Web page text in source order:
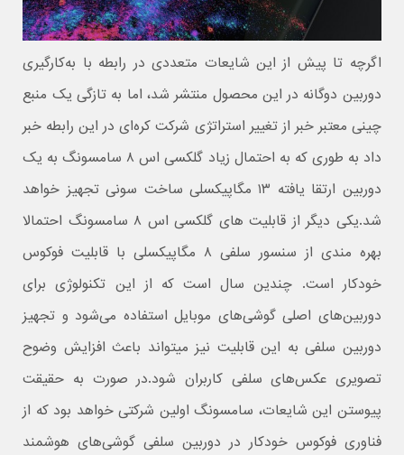
اگرچه تا پیش از این شایعات متعددی در رابطه با به‌کار‌گیری
دوربین دوگانه در این محصول منتشر شد، اما به تازگی یک منبع
چینی معتبر خبر از تغییر استراتژی شرکت کره‌ای در این رابطه خبر
داد به طوری که به احتمال زیاد گلکسی اس ۸ سامسونگ به یک
دوربین ارتقا یافته‌ ۱۳ مگاپیکسلی ساخت سونی تجهیز خواهد
شد.یکی دیگر از قابلیت های گلکسی اس ۸ سامسونگ احتمالا
بهره مندی از سنسور سلفی ۸ مگاپیکسلی با قابلیت فوکوس
خودکار است. چندین سال است که از این تکنولوژی برای
دوربین‌های اصلی گوشی‌های موبایل استفاده می‌شود و تجهیز
دوربین سلفی به این قابلیت نیز میتواند باعث افزایش وضوح
تصویری عکس‌های سلفی کاربران شود.در صورت به حقیقت
پیوستن این شایعات، سامسونگ اولین شرکتی خواهد بود که از
فناوری فوکوس خودکار در دوربین سلفی گوشی‌های هوشمند